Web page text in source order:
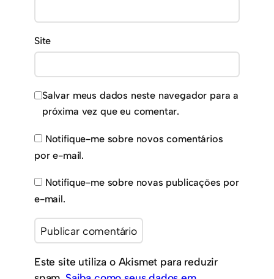
Site
Salvar meus dados neste navegador para a
próxima vez que eu comentar.
Notifique-me sobre novos comentários
por e-mail.
Notifique-me sobre novas publicações por
e-mail.
Este site utiliza o Akismet para reduzir